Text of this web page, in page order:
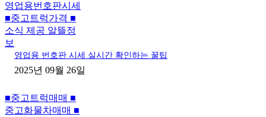
영업용번호판시세
■중고트럭가격 ■
소식 제공 알뜰정
보
영업용 번호판 시세 실시간 확인하는 꿀팁
2025년 09월 26일
■중고트럭매매 ■
중고화물차매매 ■